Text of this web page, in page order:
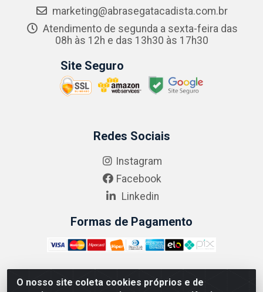
O nosso site coleta cookies próprios e de
marketing@abrasegatacadista.com.br
Atendimento de segunda a sexta-feira das
08h às 12h e das 13h30 às 17h30
Site Seguro
Redes Sociais
Instagram
Facebook
Linkedin
Formas de Pagamento